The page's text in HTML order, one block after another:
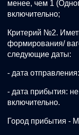
менее, чем 1
включительно;
Критерий №2.
формирования/
следующие даты:
- дата
- дата прибытия:
включительно.
Город прибытия -